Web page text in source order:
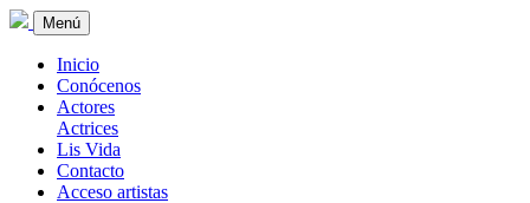
Menú
Inicio
Conócenos
Actores
Actrices
Lis Vida
Contacto
Acceso artistas